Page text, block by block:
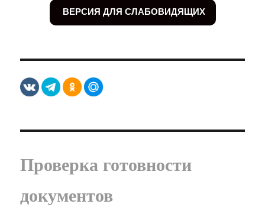
ВЕРСИЯ ДЛЯ СЛАБОВИДЯЩИХ
Проверка готовности
документов